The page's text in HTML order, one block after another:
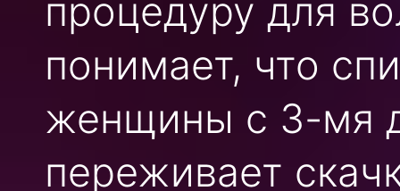
процедуру для
понимает, что
женщины с 3-мя
переживает